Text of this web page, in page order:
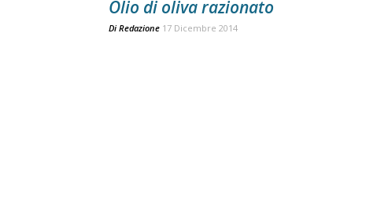
Olio di oliva razionato
Di Redazione 17 Dicembre 2014